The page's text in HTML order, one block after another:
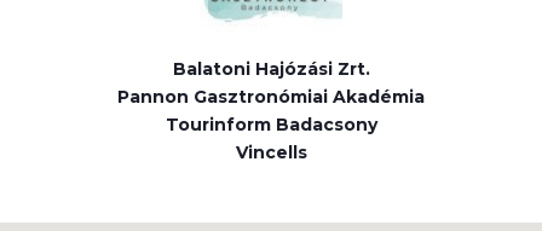
Balatoni Hajózási Zrt.
Pannon Gasztronómiai Akadémia
Tourinform Badacsony
Vincells